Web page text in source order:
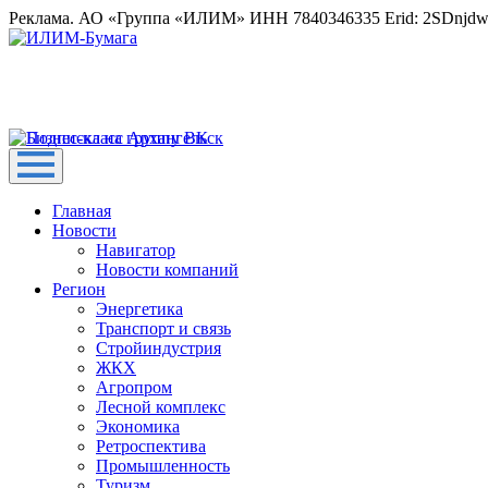
Реклама. АО «Группа «ИЛИМ» ИНН 7840346335 Erid:
Главная
Новости
Навигатор
Новости компаний
Регион
Энергетика
Транспорт и связь
Стройиндустрия
ЖКХ
Агропром
Лесной комплекс
Экономика
Ретроспектива
Промышленность